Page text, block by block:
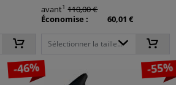
avant1 110,00 €
Économise :
60,01 €
Sélectionner la taille...
-46% -55%